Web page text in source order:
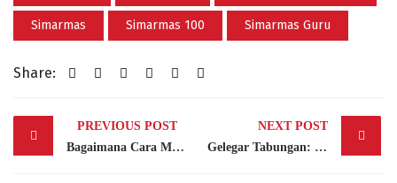
Simarmas Simarmas 100 Simarmas Guru
Share:
Post
navigation
PREVIOUS POST
Bagaimana Cara Mengecek Apakah Suatu Fintech Lending dan Pinjol itu Legal atau Ilegal? serta Bahayanya
NEXT POST
Gelegar Tabungan: Kemeriahan di Bank Jombang Tower, Ibu Noer Widjayanti Raih Mobil Calya!